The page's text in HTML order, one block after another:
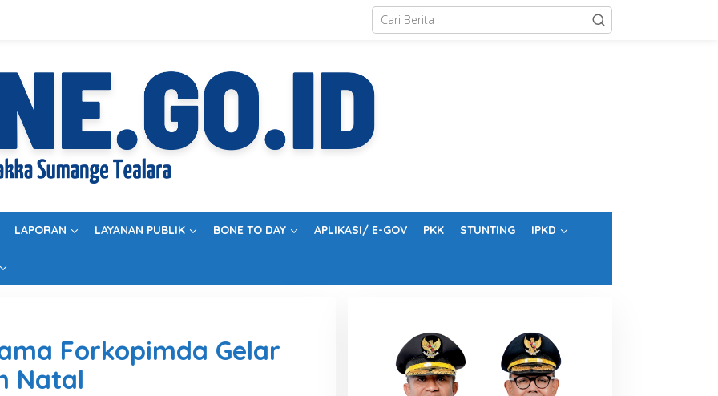
LAPORAN LAYANAN PUBLIK BONE TO DAY APLIKASI/ E-GOV PKK STUNTING IPKD
Forkopimda Gelar
Natal